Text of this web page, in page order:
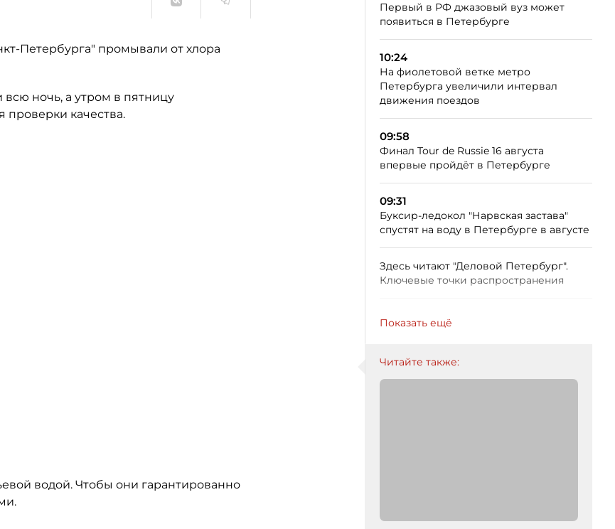
Петербурга" промывали от хлора
ночь, а утром в пятницу
качества.
водой. Чтобы они гарантированно
Первый в РФ джазовый вуз может
появиться в Петербурге
10:24
На фиолетовой ветке метро
Петербурга увеличили интервал
движения поездов
09:58
Финал Tour de Russie 16 августа
впервые пройдёт в Петербурге
09:31
Буксир-ледокол "Нарвская застава"
спустят на воду в Петербурге в августе
Здесь читают "Деловой Петербург".
Ключевые точки распространения
Показать ещё
Читайте также: